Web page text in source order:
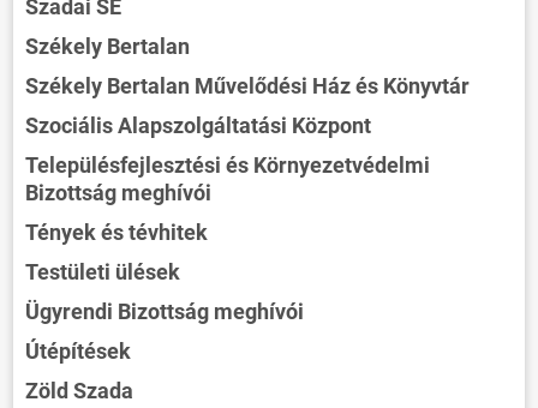
Szadai SE
Székely Bertalan
Székely Bertalan Művelődési Ház és Könyvtár
Szociális Alapszolgáltatási Központ
Településfejlesztési és Környezetvédelmi
Bizottság meghívói
Tények és tévhitek
Testületi ülések
Ügyrendi Bizottság meghívói
Útépítések
Zöld Szada